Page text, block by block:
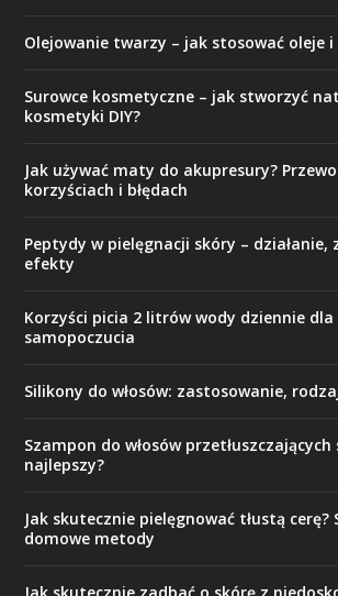
Olejowanie twarzy – jak stosować oleje i
Surowce kosmetyczne – jak stworzyć
kosmetyki DIY?
Jak używać maty do akupresury?
korzyściach i błędach
Peptydy w pielęgnacji skóry – działanie,
efekty
Korzyści picia 2 litrów wody dziennie
samopoczucia
Silikony do włosów: zastosowanie,
Szampon do włosów
najlepszy?
Jak skutecznie pielęgnować tłustą cerę?
domowe metody